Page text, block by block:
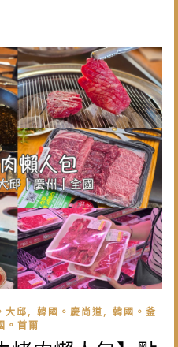
大邱, 韓國。慶尚道, 韓國。釜
。首爾